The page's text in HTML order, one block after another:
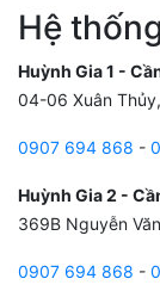
Hệ
Huỳnh Gia 1 -
04-06 Xuân
0907 694 868 -
Huỳnh Gia 2 -
369B Nguyễn
0907 694 868 -